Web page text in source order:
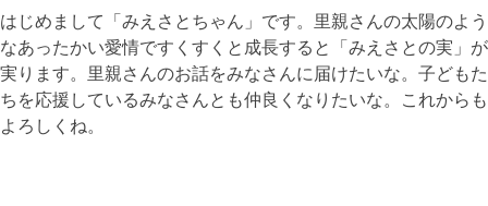
はじめまして「みえさとちゃん」です。里親さんの太陽のよう
なあったかい愛情ですくすくと成長すると「みえさとの実」が
実ります。里親さんのお話をみなさんに届けたいな。子どもた
ちを応援しているみなさんとも仲良くなりたいな。これからも
よろしくね。